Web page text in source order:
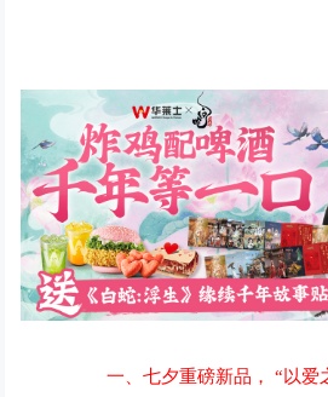
一、七夕重磅新品， “以爱